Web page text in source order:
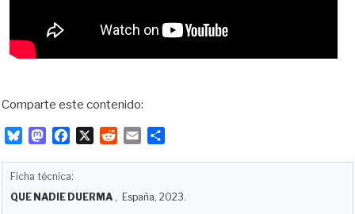
Comparte este contenido:
u
s
M
o
b
X
l
a
Ficha técnica:
QUE NADIE DUERMA , España, 2023.